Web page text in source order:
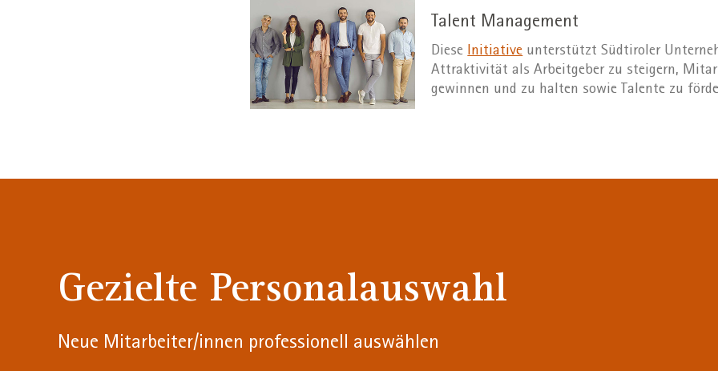
Talent Management
Diese Initiative unterstützt Südtiroler
Attraktivität als Arbeitgeber zu steigern,
gewinnen und zu halten sowie Talente zu
Gezielte Personalauswahl
Neue Mitarbeiter/innen professionell auswählen